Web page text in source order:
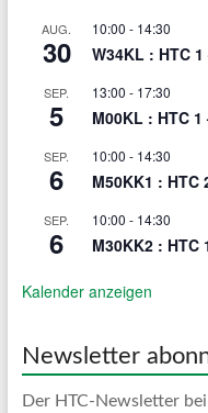
AUG.
30
10:00 - 14:30
W34KL : HTC
SEP.
5
13:00 - 17:30
M00KL : HTC
SEP.
6
10:00 - 14:30
M50KK1 :
SEP.
6
10:00 - 14:30
M30KK2 : HTC
Kalender anzeigen
Newsletter
Der HTC-Newsletter